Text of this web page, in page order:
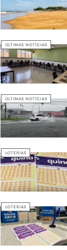
ÚLTIMAS NOTÍCIAS
ÚLTIMAS NOTÍCIAS
LOTERIAS
LOTERIAS